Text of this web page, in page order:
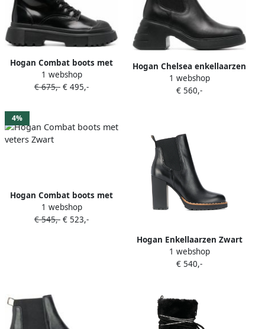
Hogan Combat boots met
veters Zwart
1 webshop
€ 675,- € 495,-
Hogan Chelsea enkellaarzen
Zwart
1 webshop
€ 560,-
4%
Hogan Combat boots met
veters Zwart
1 webshop
€ 545,- € 523,-
Hogan Enkellaarzen Zwart
1 webshop
€ 540,-